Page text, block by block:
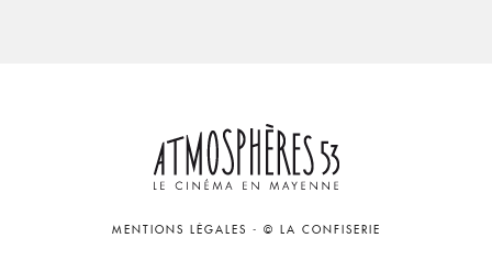
MENTIONS LÉGALES - © LA CONFISERIE